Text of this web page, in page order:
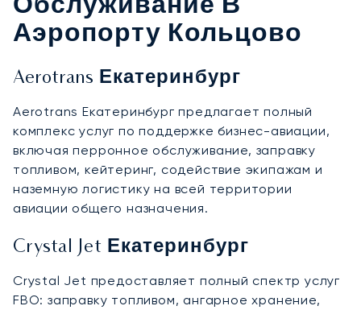
Обслуживание В
Аэропорту Кольцово
Aerotrans Екатеринбург
Aerotrans Екатеринбург предлагает полный
комплекс услуг по поддержке бизнес-авиации,
включая перронное обслуживание, заправку
топливом, кейтеринг, содействие экипажам и
наземную логистику на всей территории
авиации общего назначения.
Crystal Jet Екатеринбург
Crystal Jet предоставляет полный спектр услуг
FBO: заправку топливом, ангарное хранение,